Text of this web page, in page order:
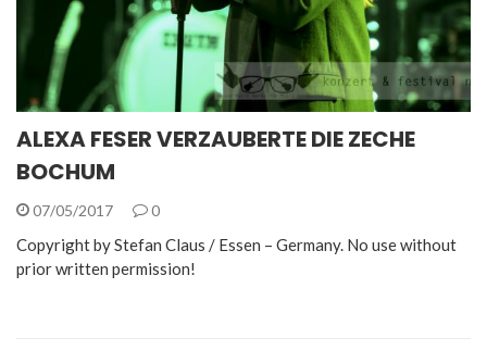
ALEXA FESER VERZAUBERTE DIE ZECHE
BOCHUM
07/05/2017 0
Copyright by Stefan Claus / Essen – Germany. No use without
prior written permission!